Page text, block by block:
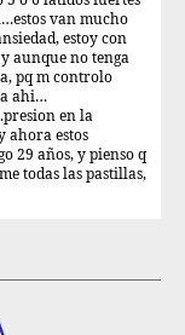
van mucho
estoy con
aunque no tenga
pq m controlo
ahi…
en la
ahora estos
29 años, y pienso q
todas las pastillas,